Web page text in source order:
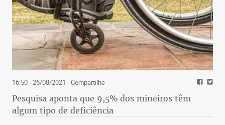
16:50 - 26/08/2021 - Compartilhe
Pesquisa aponta que 9,5% dos mineiros têm
algum tipo de deficiência